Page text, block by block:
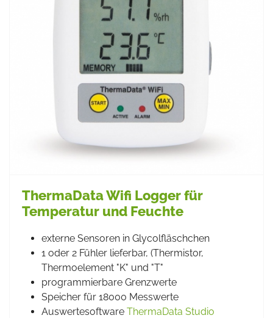
ThermaData Wifi Logger für
Temperatur und Feuchte
externe Sensoren in Glycolfläschchen
1 oder 2 Fühler lieferbar, (Thermistor,
Thermoelement "K" und "T"
programmierbare Grenzwerte
Speicher für 18000 Messwerte
Auswertesoftware ThermaData Studio